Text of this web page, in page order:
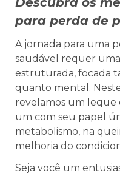
para perda de
A jornada para uma
saudável requer
estruturada, focada
quanto mental.
revelamos um leque
um com seu papel
metabolismo, na
melhoria do
Seja você um